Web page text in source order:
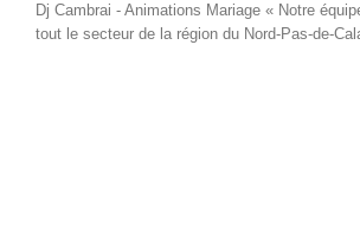
Dj Cambrai - Animations Mariage « Notre
tout le secteur de la région du Nord-Pas-de-